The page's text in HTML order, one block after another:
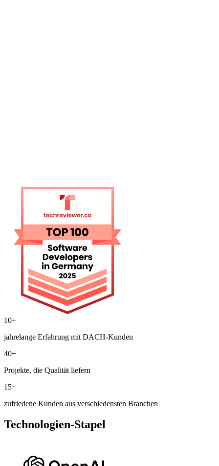
10+
jahrelange Erfahrung mit DACH-Kunden
40+
Projekte, die Qualität liefern
15+
zufriedene Kunden aus verschiedensten Branchen
Technologien-Stapel